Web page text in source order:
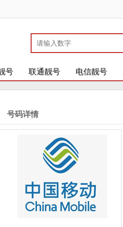
号 联通靓号 电信靓号
号码详情